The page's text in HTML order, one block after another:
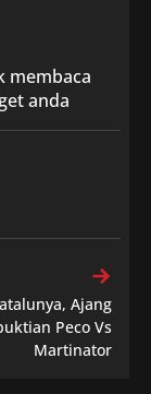
membaca
anda
Ajang
Peco Vs
Martinator